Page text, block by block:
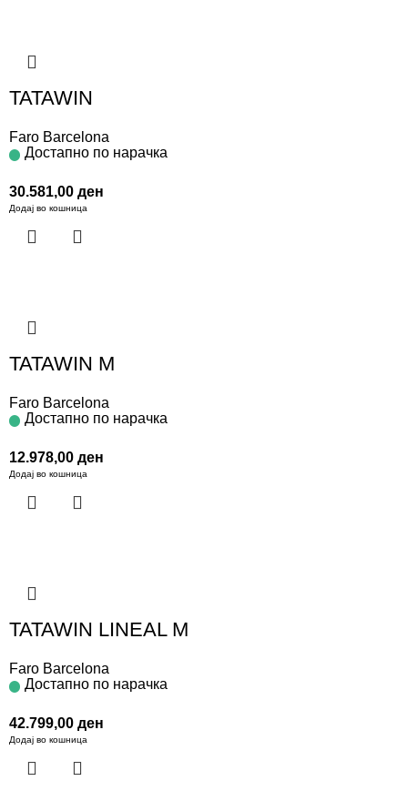
TATAWIN
Faro Barcelona
Достапно по нарачка
30.581,00 ден
Додај во кошница
TATAWIN M
Faro Barcelona
Достапно по нарачка
12.978,00 ден
Додај во кошница
TATAWIN LINEAL M
Faro Barcelona
Достапно по нарачка
42.799,00 ден
Додај во кошница